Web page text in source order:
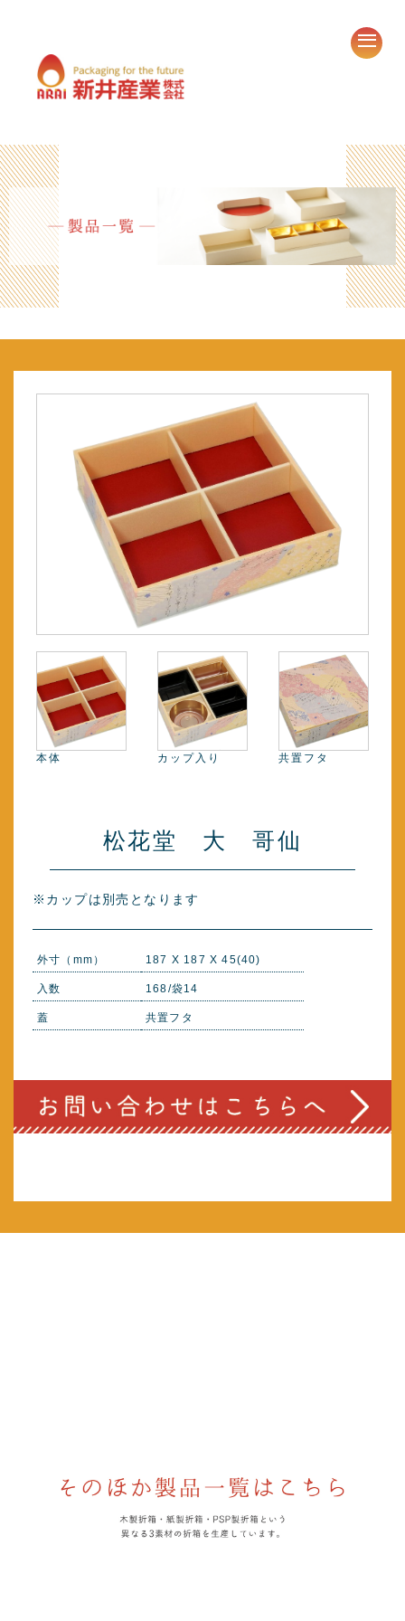
本体 カップ入り 共置フタ
松花堂 大 哥仙
※カップは別売となります
外寸（mm） 187 X 187 X 45(40)
入数 168/袋14
蓋 共置フタ